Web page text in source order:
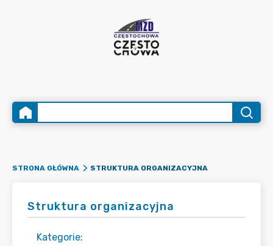
STRONA GŁÓWNA STRUKTURA ORGANIZACYJNA
Struktura organizacyjna
Kategorie: